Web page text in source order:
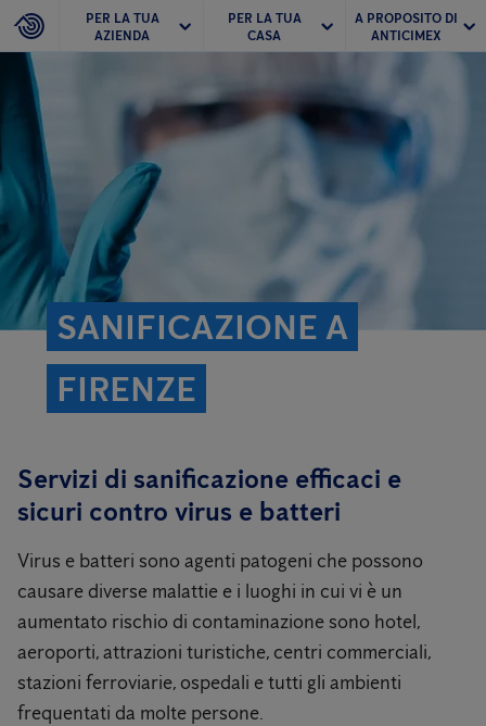
PER LA TUA
AZIENDA
PER LA TUA
CASA
A PROPOSITO DI
ANTICIMEX
SANIFICAZIONE A
FIRENZE
Servizi di sanificazione efficaci e
sicuri contro virus e batteri
Virus e batteri sono agenti patogeni che possono
causare diverse malattie e i luoghi in cui vi è un
aumentato rischio di contaminazione sono hotel,
aeroporti, attrazioni turistiche, centri commerciali,
stazioni ferroviarie, ospedali e tutti gli ambienti
frequentati da molte persone.